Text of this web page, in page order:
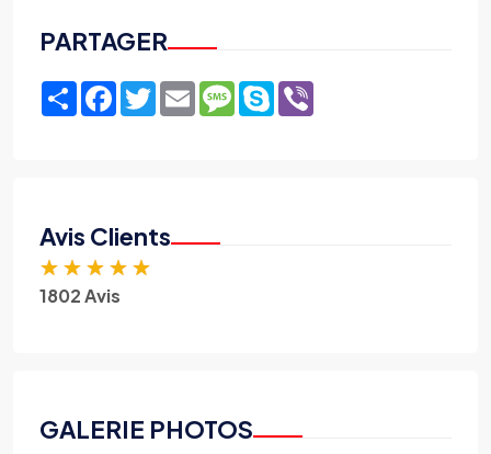
PARTAGER
ShareFacebook
TwitterEmailMessage
Skype
Avis Clients
★ ★ ★ ★ ★
1802 Avis
GALERIE PHOTOS